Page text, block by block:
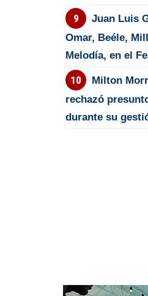
Juan Luis
Omar, Beéle,
Melodía, en el
Milton
rechazó
durante su